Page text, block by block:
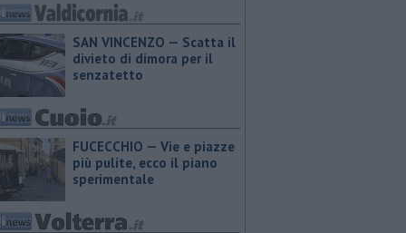
SAN VINCENZO — Scatta il
divieto di dimora per il
senzatetto
FUCECCHIO — Vie e piazze
più pulite, ecco il piano
sperimentale